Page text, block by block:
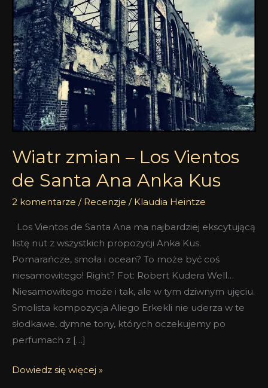
Wiatr zmian – Los Vientos
de Santa Ana Anka Kus
2 komentarze / Recenzje / Klaudia Heintze
Los Vientos de Santa Ana ma najbardziej ekscytującą
listę nut z wszystkich propozycji Anka Kus.
Pomarańcze, smoła i ocean? To może być coś
niesamowitego! Right? Fot: Robert Kudera Well…
Niesamowitego może i tak, ale w tym dziwnym ujęciu.
Smolista kompozycja Aliego Erkekli nie uderza w te
słodkawe, dymne tony, których oczekujemy po
perfumach z […]
Los
Vientos
de
Santa
Ana
Anka
Kus
Dowiedz się więcej »